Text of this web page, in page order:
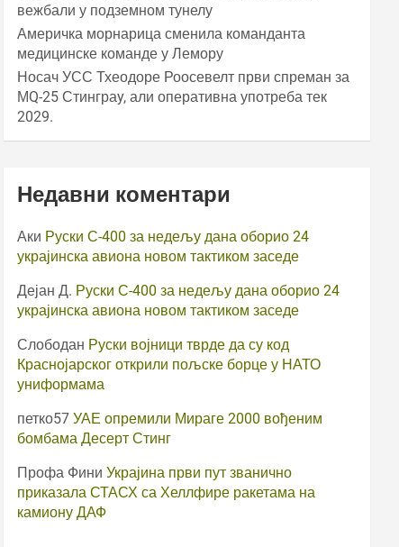
вежбали у подземном тунелу
Америчка морнарица сменила команданта
медицинске команде у Лемору
Носач УСС Тхеодоре Роосевелт први спреман за
МQ-25 Стинграy, али оперативна употреба тек
2029.
Недавни коментари
Аки Руски С-400 за недељу дана оборио 24
украјинска авиона новом тактиком заседе
Дејан Д. Руски С-400 за недељу дана оборио 24
украјинска авиона новом тактиком заседе
Слободан Руски војници тврде да су код
Краснојарског открили пољске борце у НАТО
униформама
петко57 УАЕ опремили Мираге 2000 вођеним
бомбама Десерт Стинг
Профа Фини Украјина први пут званично
приказала СТАСХ са Хеллфире ракетама на
камиону ДАФ